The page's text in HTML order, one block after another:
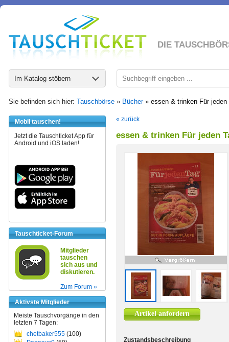
DIE
Im Katalog stöbern
Sie befinden sich hier: Tauschbörse » Bücher» essen & trinken Für
Mobil tauschen!
Jetzt die Tauschticket App für
Android und iOS laden!
Tauschticket-Forum
Mitglieder
tauschen
sich aus und
diskutieren.
Zum Forum »
Aktivste Mitglieder
Meiste Tauschvorgänge in den
letzten 7 Tagen:
chetbaker555 (100)
« zurück
essen & trinken Für jeden
Artikel anfordern
Zustandsbeschreibung